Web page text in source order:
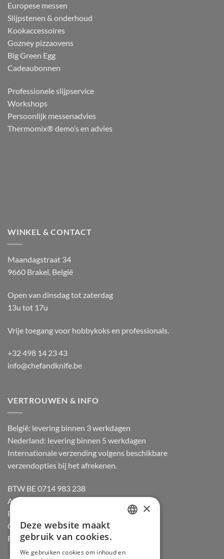
Europese messen
Slijpstenen & onderhoud
Kookaccessoires
Gozney pizzaovens
Big Green Egg
Cadeaubonnen
Professionele slijpservice
Workshops
Persoonlijk messenadvies
Thermomix® demo’s en advies
WINKEL & CONTACT
Maandagstraat 34
9660 Brakel, België
Open van dinsdag tot zaterdag
13u tot 17u
Vrije toegang voor hobbykoks en professionals.
+32 498 14 23 43
info@chefandknife.be
VERTROUWEN & INFO
België: levering binnen 3 werkdagen
Nederland: levering binnen 5 werkdagen
Internationale verzending volgens beschikbare
verzendopties bij het afrekenen.
BTW BE 0714 983 238
Algemene voorwaarden
Privacybeleid
Cookiebeleid
Retourneren
×
Deze website maakt
gebruik van cookies.
We gebruiken cookies om inhoud en